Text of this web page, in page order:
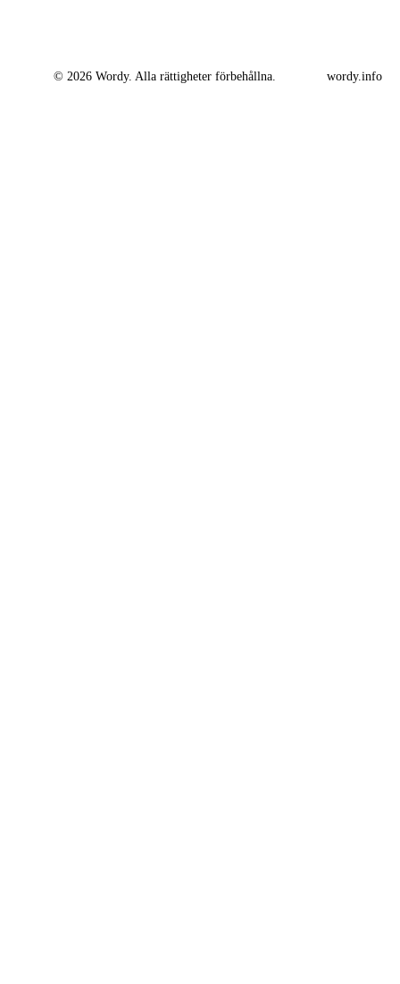
© 2026 Wordy. Alla rättigheter förbehållna. wordy.info